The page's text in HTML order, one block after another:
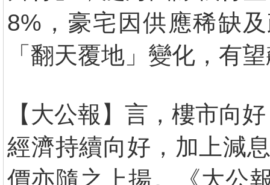
8%，豪宅因供應稀缺
「翻天覆地」變化，有
【大公報】言，樓市向
經濟持續向好，加上減
價亦隨之上揚。《大公